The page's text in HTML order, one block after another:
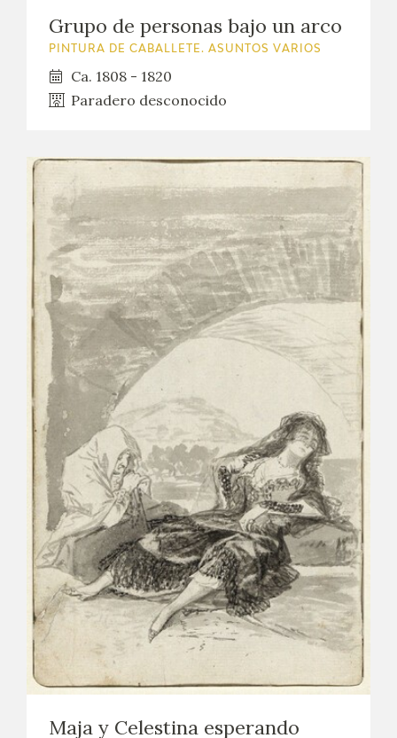
Grupo de personas bajo un arco
PINTURA DE CABALLETE. ASUNTOS VARIOS
Ca. 1808 - 1820
Paradero desconocido
Maja y Celestina esperando